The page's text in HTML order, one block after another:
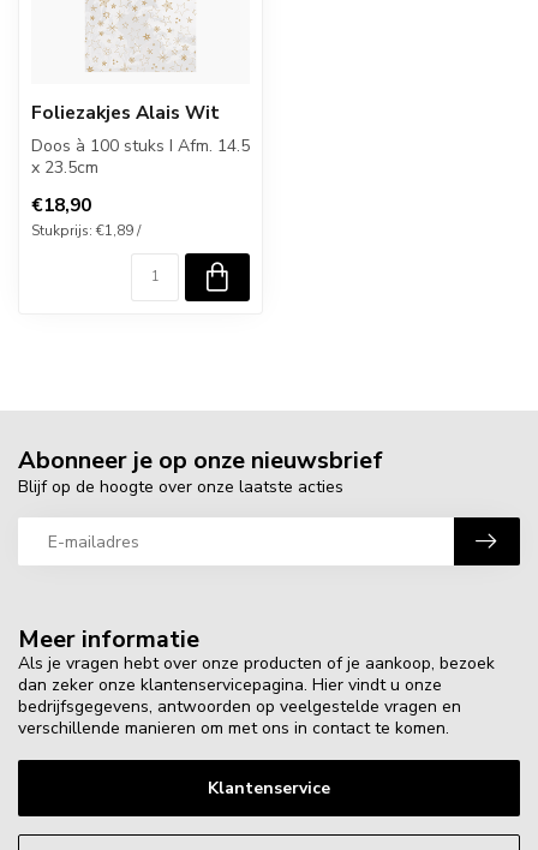
Foliezakjes Alais Wit
Doos à 100 stuks I Afm. 14.5
x 23.5cm
€18,90
Stukprijs: €1,89 /
Meer informatie
Als je vragen hebt over onze producten of je aankoop, bezoek
dan zeker onze klantenservicepagina. Hier vindt u onze
bedrijfsgegevens, antwoorden op veelgestelde vragen en
verschillende manieren om met ons in contact te komen.
Klantenservice
Abonneer je op onze nieuwsbrief
Blijf op de hoogte over onze laatste acties